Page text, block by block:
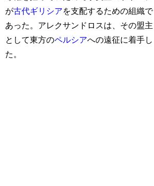
が古代ギリシアを支配するための組織で
あった。アレクサンドロスは、その盟主
として東方のペルシアへの遠征に着手し
た。